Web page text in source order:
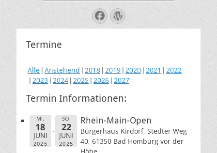
Facebook
WordPress
Termine
Alle Anstehend 2018 2019 2020 2021
2022
2023 2024 2025 2026 2027
Termin Informationen:
MI.
18
JUNI
2025
SO.
22
JUNI
2025
Rhein-Main-Open
Bürgerhaus Kirdorf, Stedter Weg
40, 61350 Bad Homburg vor der